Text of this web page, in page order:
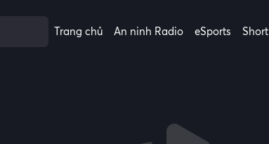
Trang chủ An ninh Radio eSports Short